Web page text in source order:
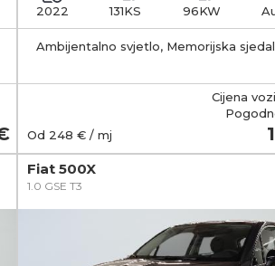
2022 131KS 96KW
Ambijentalno svjetlo, Memorijska
Cijena
Od 248 € / mj
Fiat 500X
1.0 GSE T3